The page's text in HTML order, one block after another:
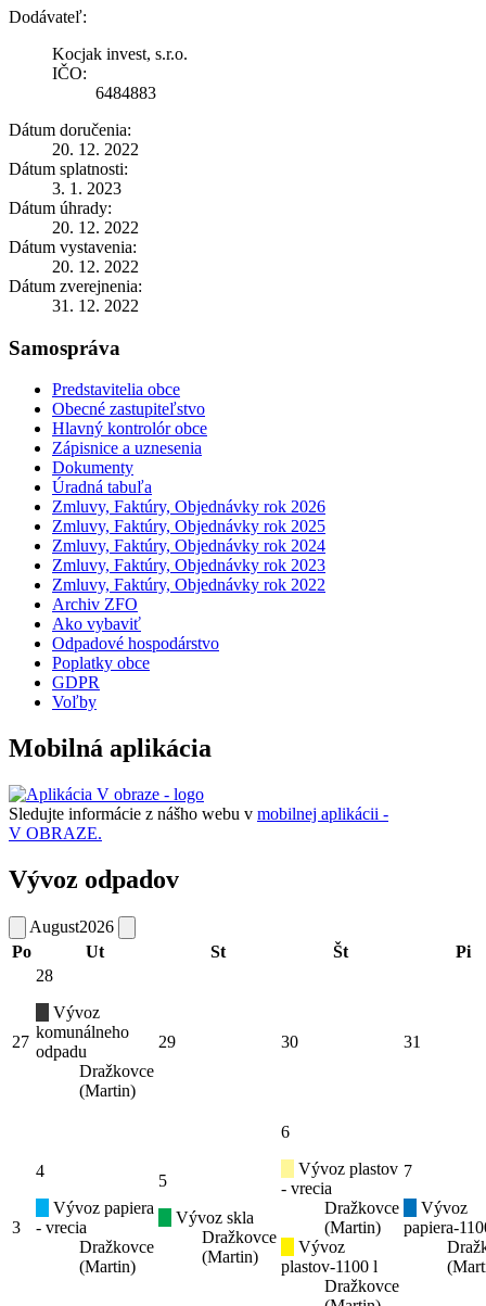
Dodávateľ:
Kocjak invest, s.r.o.
IČO:
6484883
Dátum doručenia:
20. 12. 2022
Dátum splatnosti:
3. 1. 2023
Dátum úhrady:
20. 12. 2022
Dátum vystavenia:
20. 12. 2022
Dátum zverejnenia:
31. 12. 2022
Samospráva
Predstavitelia obce
Obecné zastupiteľstvo
Hlavný kontrolór obce
Zápisnice a uznesenia
Dokumenty
Úradná tabuľa
Zmluvy, Faktúry, Objednávky rok 2026
Zmluvy, Faktúry, Objednávky rok 2025
Zmluvy, Faktúry, Objednávky rok 2024
Zmluvy, Faktúry, Objednávky rok 2023
Zmluvy, Faktúry, Objednávky rok 2022
Archiv ZFO
Ako vybaviť
Odpadové hospodárstvo
Poplatky obce
GDPR
Voľby
Mobilná aplikácia
Sledujte informácie z nášho webu v mobilnej aplikácii -
V OBRAZE.
Vývoz odpadov
August2026
Po
Ut St Št Pi
27
28
Vývoz
komunálneho
odpadu
Dražkovce
(Martin)
29 30 31
3
4
Vývoz papiera
- vrecia
Dražkovce
(Martin)
5
Vývoz skla
Dražkovce
(Martin)
6
Vývoz plastov
- vrecia
Dražkovce
(Martin)
Vývoz
plastov-1100 l
Dražkovce
7
Vývoz
papiera-